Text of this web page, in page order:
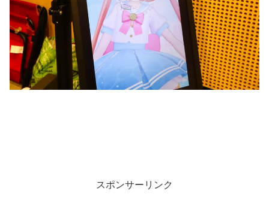
スポンサーリンク